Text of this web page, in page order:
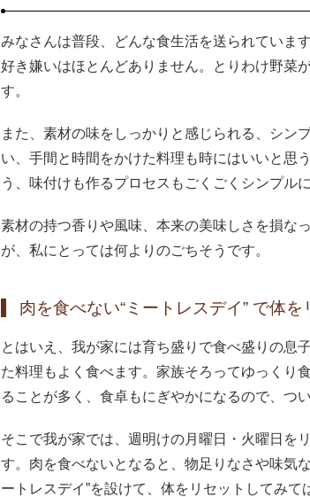
みなさんは普段、どんな食生活を送られていま
好き嫌いはほとんどありません。とりわけ野菜
す。
また、素材の味をしっかりと感じられる、シン
い、手間と時間をかけた料理も時にはいいと思
う、味付けも作るプロセスもごくごくシンプル
素材の持つ香りや風味、本来の美味しさを損な
が、私にとっては何よりのごちそうです。
肉を食べない“ミートレスデイ” で体を
とはいえ、我が家には育ち盛りで食べ盛りの息
た料理もよく食べます。家族そろってゆっくり
ることが多く、食卓もにぎやかになるので、つ
そこで我が家では、週明けの月曜日・火曜日を
す。肉を食べないとなると、物足りなさや味気
ートレスデイ”を設けて、体をリセットしてみて